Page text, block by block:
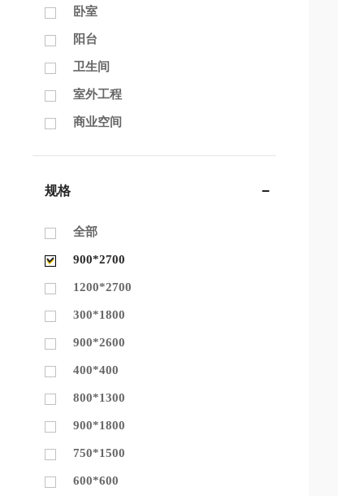
卧室
阳台
卫生间
室外工程
商业空间
规格
全部
900*2700
1200*2700
300*1800
900*2600
400*400
800*1300
900*1800
750*1500
600*600